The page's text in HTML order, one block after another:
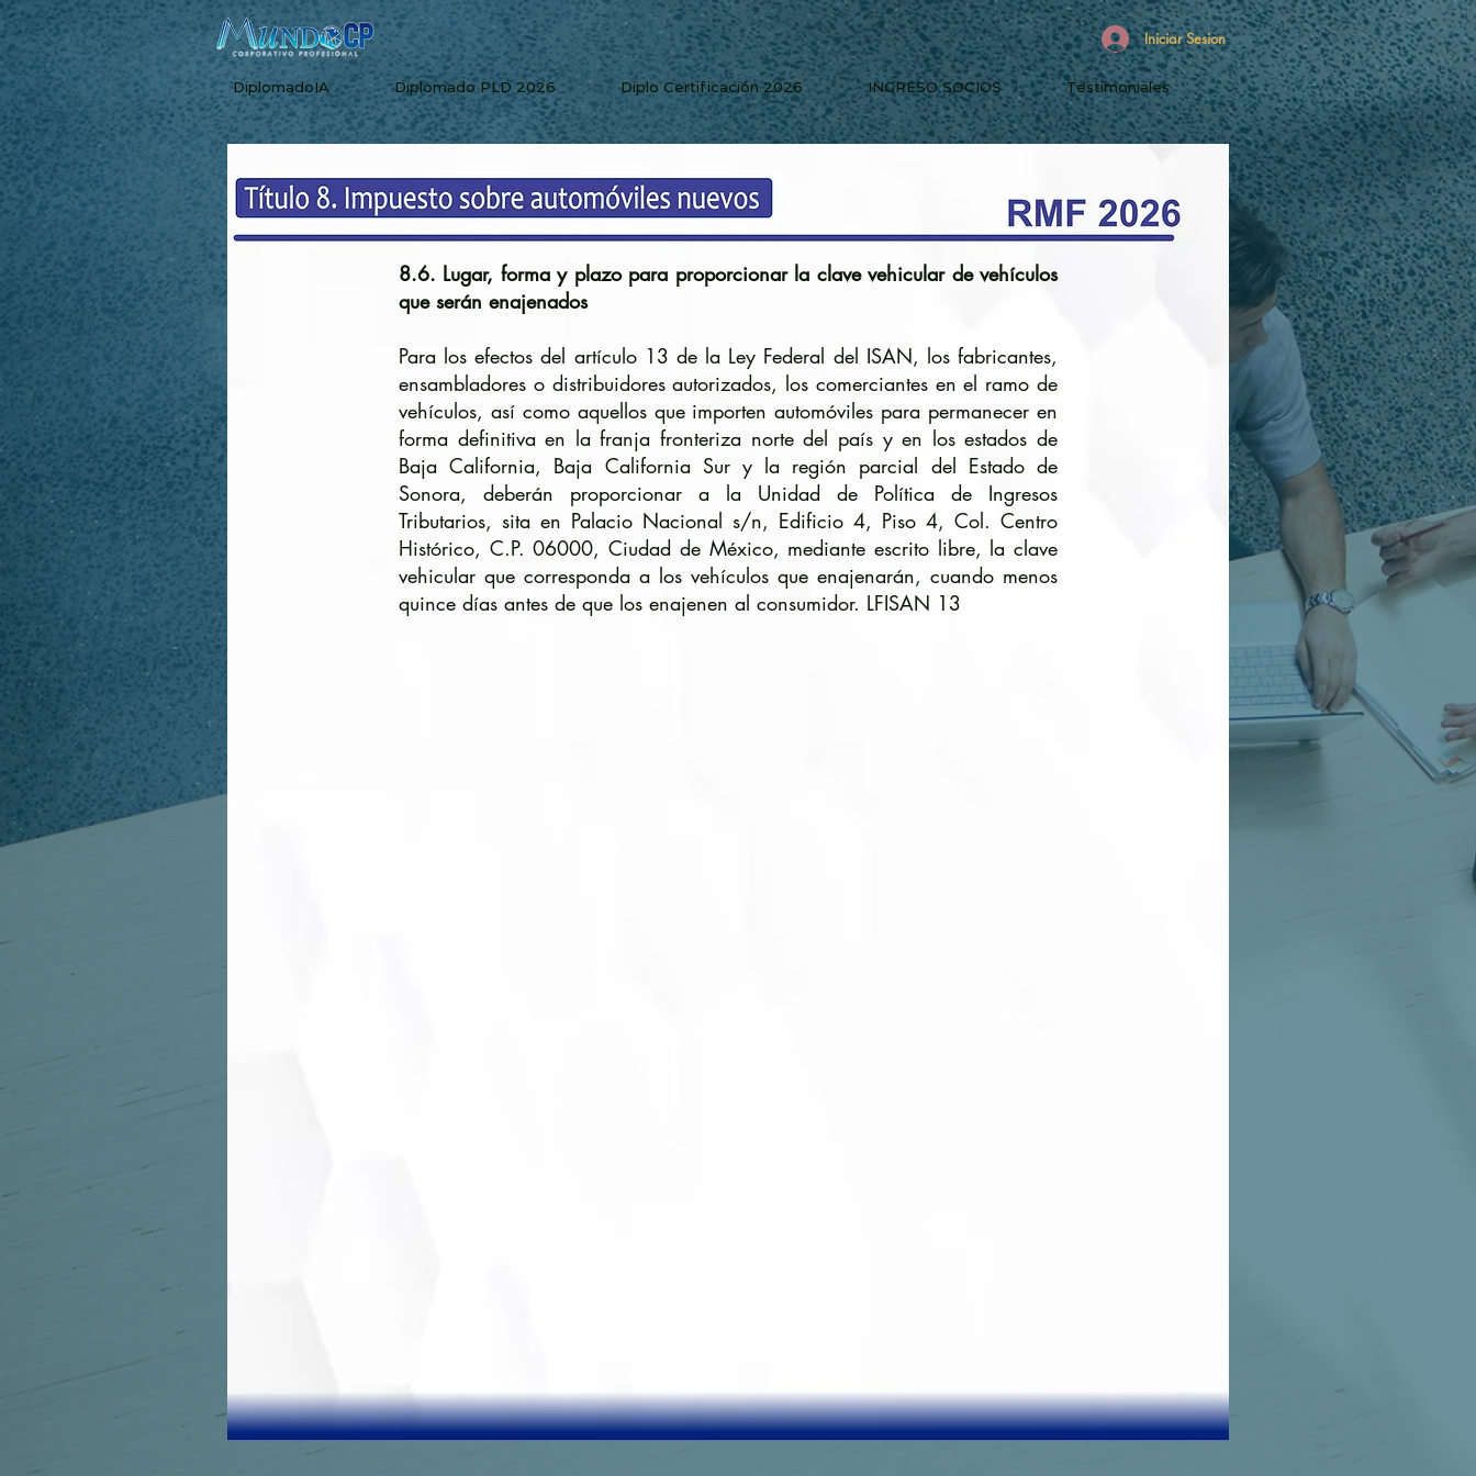
Iniciar Sesion
DiplomadoIA Diplomado PLD 2026 Diplo Certificación 2026 INGRESO SOCIOS Testimoniales
8.6. Lugar, forma y plazo para proporcionar la clave vehicular de vehículos
que serán enajenados
Para los efectos del artículo 13 de la Ley Federal del ISAN, los fabricantes,
ensambladores o distribuidores autorizados, los comerciantes en el ramo de
vehículos, así como aquellos que importen automóviles para permanecer en
forma definitiva en la franja fronteriza norte del país y en los estados de
Baja California, Baja California Sur y la región parcial del Estado de
Sonora, deberán proporcionar a la Unidad de Política de Ingresos
Tributarios, sita en Palacio Nacional s/n, Edificio 4, Piso 4, Col. Centro
Histórico, C.P. 06000, Ciudad de México, mediante escrito libre, la clave
vehicular que corresponda a los vehículos que enajenarán, cuando menos
quince días antes de que los enajenen al consumidor. LFISAN 13